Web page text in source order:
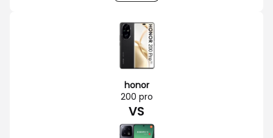
honor
200 pro
VS